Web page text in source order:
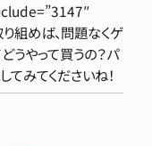
組めば、問題なくゲ
うやって買うの？パ
てみてくださいね！